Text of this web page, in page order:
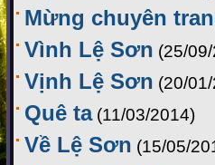
Mừng chuyên
Vình Lệ Sơn (25/
Vịnh Lệ Sơn (20/
Quê ta (11/03/2014)
Về Lệ Sơn (15/05/